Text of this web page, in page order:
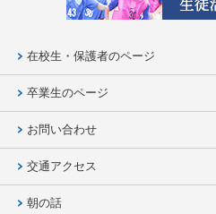
在校生・保護者のページ
卒業生のページ
お問い合わせ
交通アクセス
朝の話